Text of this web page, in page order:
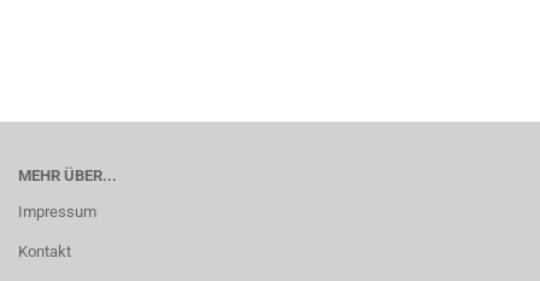
MEHR ÜBER...
Impressum
Kontakt